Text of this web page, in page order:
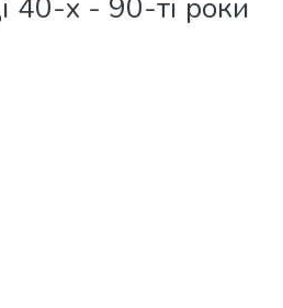
40-х - 90-ті роки